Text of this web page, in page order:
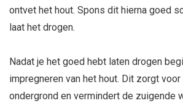
ontvet het hout. Spons dit hierna goed
laat het drogen.
Nadat je het goed hebt laten drogen
impregneren van het hout. Dit zorgt
ondergrond en vermindert de zuigende